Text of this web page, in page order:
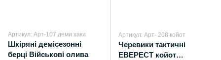
Артикул: Арт-107 деми хаки
Шкіряні демісезонні
берці Військові олива
Артикул: Арт- 208 койот
Черевики тактичні
ЕВЕРЕСТ койот